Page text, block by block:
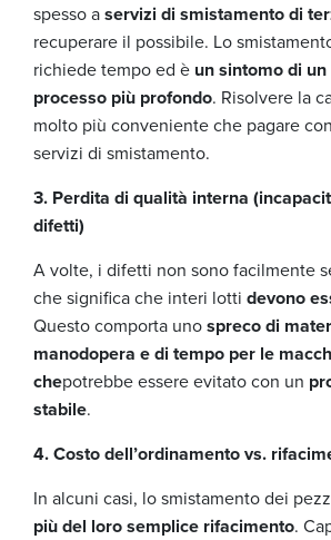
spesso aservizi di smistamento di
recuperare il possibile. Lo
richiede tempo ed è un sintomo di
processo più profondo. Risolvere la
molto più conveniente che pagare
servizi di smistamento.
3. Perdita di qualità interna
difetti)
A volte, i difetti non sono facilmente
che significa che interi lotti devono
Questo comporta unospreco di
manodopera e di tempo per le
chepotrebbe essere evitato con un
stabile.
4. Costo dell’ordinamento vs.
In alcuni casi, lo smistamento dei
più del loro semplice rifacimento.